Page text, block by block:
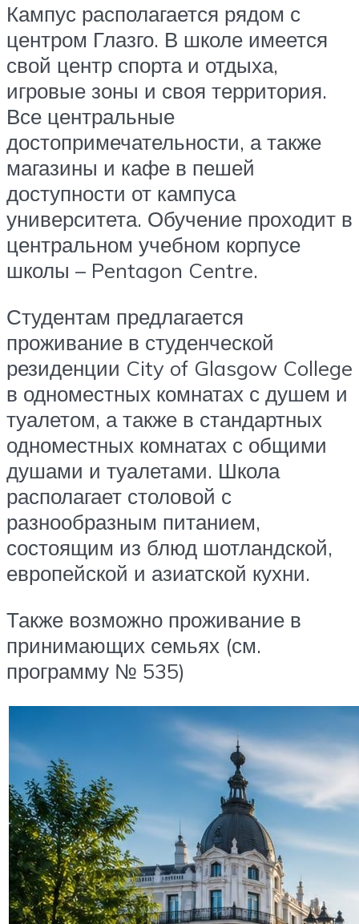
Кампус располагается рядом с
центром Глазго. В школе имеется
свой центр спорта и отдыха,
игровые зоны и своя территория.
Все центральные
достопримечательности, а также
магазины и кафе в пешей
доступности от кампуса
университета. Обучение проходит в
центральном учебном корпусе
школы – Pentagon Centre.
Студентам предлагается
проживание в студенческой
резиденции City of Glasgow College
в одноместных комнатах с душем и
туалетом, а также в стандартных
одноместных комнатах с общими
душами и туалетами. Школа
располагает столовой с
разнообразным питанием,
состоящим из блюд шотландской,
европейской и азиатской кухни.
Также возможно проживание в
принимающих семьях (см.
программу № 535)